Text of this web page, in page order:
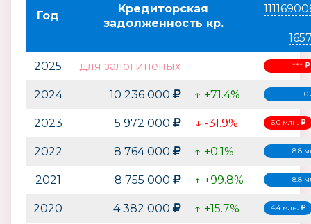
Год
Кредиторская
задолженность кр.
2025 для залогиненых ***
2024 10 236 000 ↑ +71.4%
2023 5 972 000 ↓ -31.9% 6.0 млн.
2022 8 764 000 ↑ +0.1% 8.8
2021 8 755 000 ↑ +99.8% 8.8
2020 4 382 000 ↑ +15.7% 4.4 млн.